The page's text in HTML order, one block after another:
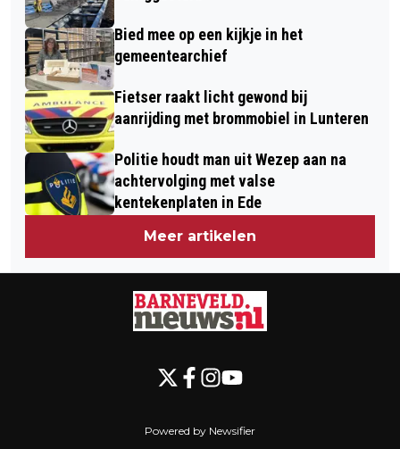
Bied mee op een kijkje in het
gemeentearchief
Fietser raakt licht gewond bij
aanrijding met brommobiel in Lunteren
Politie houdt man uit Wezep aan na
achtervolging met valse
kentekenplaten in Ede
Meer artikelen
Powered by Newsifier